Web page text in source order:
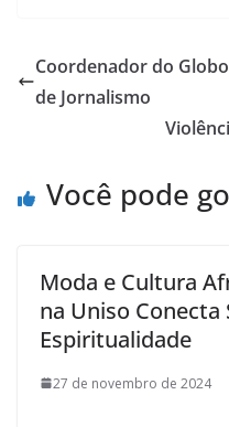
Coordenador do
de Jornalismo
Você pode
Moda e Cultura
na Uniso
Espiritualidade
27 de novembro de 2024